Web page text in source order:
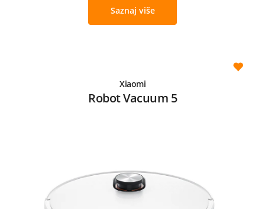
Saznaj više
Xiaomi
Robot Vacuum 5